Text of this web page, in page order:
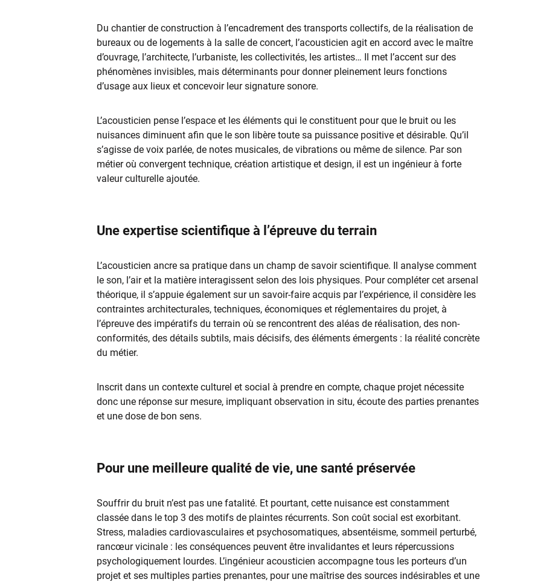
Du chantier de construction à l’encadrement des transports collectifs, de la réalisation de
bureaux ou de logements à la salle de concert, l’acousticien agit en accord avec le maître
d’ouvrage, l’architecte, l’urbaniste, les collectivités, les artistes… Il met l’accent sur des
phénomènes invisibles, mais déterminants pour donner pleinement leurs fonctions
d’usage aux lieux et concevoir leur signature sonore.
L’acousticien pense l’espace et les éléments qui le constituent pour que le bruit ou les
nuisances diminuent afin que le son libère toute sa puissance positive et désirable. Qu’il
s’agisse de voix parlée, de notes musicales, de vibrations ou même de silence. Par son
métier où convergent technique, création artistique et design, il est un ingénieur à forte
valeur culturelle ajoutée.
Une expertise scientifique à l’épreuve du terrain
L’acousticien ancre sa pratique dans un champ de savoir scientifique. Il analyse comment
le son, l’air et la matière interagissent selon des lois physiques. Pour compléter cet arsenal
théorique, il s’appuie également sur un savoir-faire acquis par l’expérience, il considère les
contraintes architecturales, techniques, économiques et réglementaires du projet, à
l’épreuve des impératifs du terrain où se rencontrent des aléas de réalisation, des non-
conformités, des détails subtils, mais décisifs, des éléments émergents : la réalité concrète
du métier.
Inscrit dans un contexte culturel et social à prendre en compte, chaque projet nécessite
donc une réponse sur mesure, impliquant observation in situ, écoute des parties prenantes
et une dose de bon sens.
Pour une meilleure qualité de vie, une santé préservée
Souffrir du bruit n’est pas une fatalité. Et pourtant, cette nuisance est constamment
classée dans le top 3 des motifs de plaintes récurrents. Son coût social est exorbitant.
Stress, maladies cardiovasculaires et psychosomatiques, absentéisme, sommeil perturbé,
rancœur vicinale : les conséquences peuvent être invalidantes et leurs répercussions
psychologiquement lourdes. L’ingénieur acousticien accompagne tous les porteurs d’un
projet et ses multiples parties prenantes, pour une maîtrise des sources indésirables et une